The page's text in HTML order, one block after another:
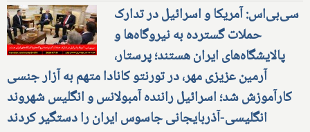
سی‌بی‌اس: آمریکا و اسرائیل در تدارک
حملات گسترده به نیروگاه‌ها و
پالایشگاه‌های ایران هستند؛ پرستار،
آرمین عزیزی مهر، در تورنتو کانادا متهم به آزار جنسی
کارآموزش شد؛ اسرائیل راننده آمبولانس و انگلیس شهروند
انگلیسی-آذربایجانی جاسوس ایران را دستگیر کردند